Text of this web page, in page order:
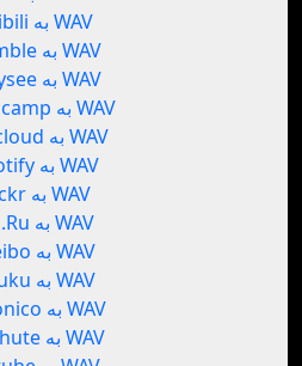
Bilibili به WAV
Rumble به WAV
Odysee به WAV
Bandcamp به WAV
Mixcloud به WAV
Spotify به WAV
Flickr به WAV
Ok.Ru به WAV
Weibo به WAV
Youku به WAV
Niconico به WAV
Bitchute به WAV